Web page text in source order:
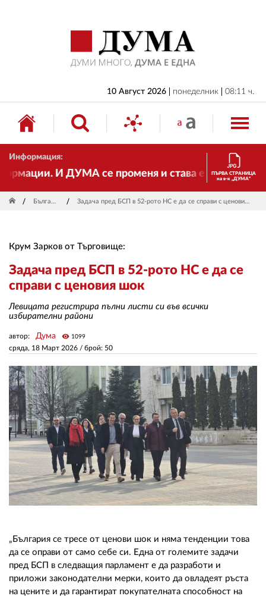
10 Август 2026 понеделник 08:11 ч.
Информация:
И ДУМА се променя и става електронноПЪРВА СТРАНИЦА
на в-к „ДУМА“
България Задача пред БСП в 52-рото НС е да се справи с ценовия шок
Крум Зарков от Търговище:
Задача пред БСП в 52-рото НС е да се
справи с ценовия шок
Левицата регистрира пълни листи си във всички
избирателни райони
сряда, 18 Март 2026 / брой: 50
автор: Дума visibility 1099
„България се тресе от ценови шок и няма тенденции това
да се оправи от само себе си. Една от големите задачи
пред БСП в следващия парламент е да разработи и
приложи законодателни мерки, които да овладеят ръста
на цените и да гарантират покупателната способност на
БЪЛГАРИЯ
ИКОНОМИКА
ИЗБОРИ
СВЯТ
КОНТАКТИ
РЕКЛАМА
АБОНАМЕНТ
УСЛОВИЯ ЗА ПОЛЗВАНЕ
ПОЛИТИКА ЗА БИСКВИТКИТЕ
ПОЛИТИКАТА ЗА
ПОВЕРИТЕЛНОСТ
02 975 20 35